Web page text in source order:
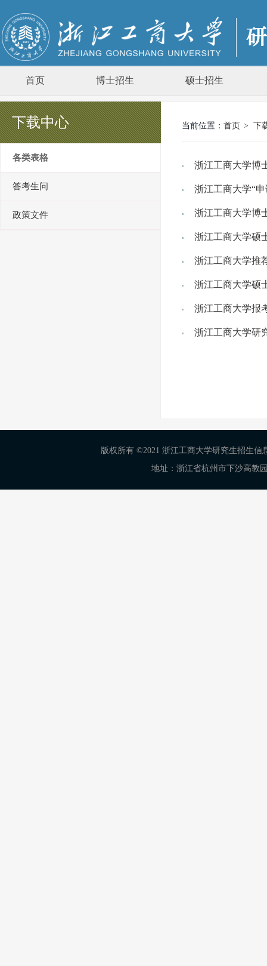
首页 博士招生 硕士招生
下载中心
各类表格
答考生问
政策文件
当前位置： 首页 > 下
浙江工商大学博
浙江工商大学“
浙江工商大学博
浙江工商大学硕
浙江工商大学推
浙江工商大学硕
浙江工商大学报
浙江工商大学研
版权所有 ©2021 浙江工商大学研究生招生信
地址：浙江省杭州市下沙高教